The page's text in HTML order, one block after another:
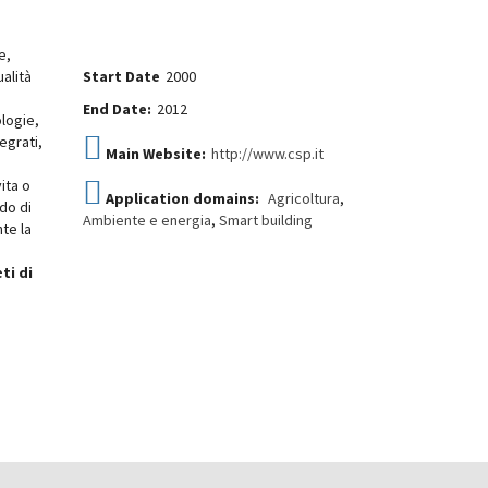
o
di
la
di
Start Date 2000
End Date: 2012
Main Website: http://www.csp.it
Application domains: Agricoltura,
Ambiente e energia, Smart building